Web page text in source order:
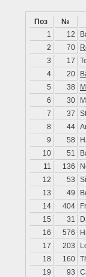
Поз №
1
12
2
70
3
17
4
20
5
38
6
30
7
37
8
44
9
58
10
51
11
136
12
53
13
49
14
404
15
31
16
576
17
203
18
160
19
93